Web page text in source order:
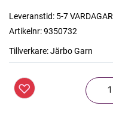
Leveranstid: 5-7 VARDAGAR
Artikelnr:9350732
Tillverkare:Järbo Garn